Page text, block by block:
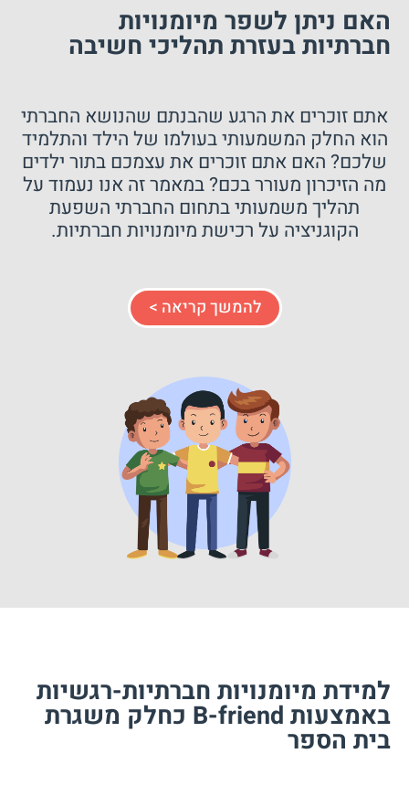
האם ניתן לשפר מיומנויות
חברתיות בעזרת תהליכי חשיבה
אתם זוכרים את הרגע שהבנתם שהנושא החברתי
הוא החלק המשמעותי בעולמו של הילד והתלמיד
שלכם? האם אתם זוכרים את עצמכם בתור ילדים
מה הזיכרון מעורר בכם? במאמר זה אנו נעמוד על
תהליך משמעותי בתחום החברתי השפעת
הקוגניציה על רכישת מיומנויות חברתיות.
להמשך קריאה >
למידת מיומנויות חברתיות-רגשיות
באמצעות B-friend כחלק משגרת
בית הספר